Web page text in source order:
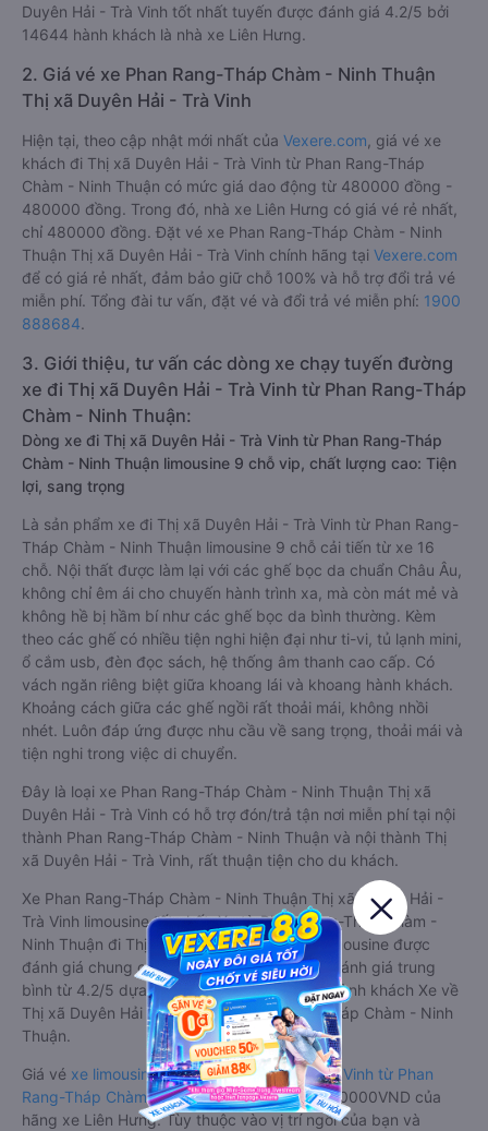
Duyên Hải - Trà Vinh tốt nhất tuyến được đánh giá 4.2/5 bởi
14644 hành khách là nhà xe Liên Hưng.
2. Giá vé xe Phan Rang-Tháp Chàm - Ninh Thuận
Thị xã Duyên Hải - Trà Vinh
Hiện tại, theo cập nhật mới nhất của Vexere.com , giá vé xe
khách đi Thị xã Duyên Hải - Trà Vinh từ Phan Rang-Tháp
Chàm - Ninh Thuận có mức giá dao động từ 480000 đồng -
480000 đồng. Trong đó, nhà xe Liên Hưng có giá vé rẻ nhất,
chỉ 480000 đồng. Đặt vé xe Phan Rang-Tháp Chàm - Ninh
Thuận Thị xã Duyên Hải - Trà Vinh chính hãng tại Vexere.com
để có giá rẻ nhất, đảm bảo giữ chỗ 100% và hỗ trợ đổi trả vé
miễn phí. Tổng đài tư vấn, đặt vé và đổi trả vé miễn phí: 1900
888684.
3. Giới thiệu, tư vấn các dòng xe chạy tuyến đường
xe đi Thị xã Duyên Hải - Trà Vinh từ Phan Rang-Tháp
Chàm - Ninh Thuận:
Dòng xe đi Thị xã Duyên Hải - Trà Vinh từ Phan Rang-Tháp
Chàm - Ninh Thuận limousine 9 chỗ vip, chất lượng cao: Tiện
lợi, sang trọng
Là sản phẩm xe đi Thị xã Duyên Hải - Trà Vinh từ Phan Rang-
Tháp Chàm - Ninh Thuận limousine 9 chỗ cải tiến từ xe 16
chỗ. Nội thất được làm lại với các ghế bọc da chuẩn Châu Âu,
không chỉ êm ái cho chuyến hành trình xa, mà còn mát mẻ và
không hề bị hầm bí như các ghế bọc da bình thường. Kèm
theo các ghế có nhiều tiện nghi hiện đại như ti-vi, tủ lạnh mini,
ổ cắm usb, đèn đọc sách, hệ thống âm thanh cao cấp. Có
vách ngăn riêng biệt giữa khoang lái và khoang hành khách.
Khoảng cách giữa các ghế ngồi rất thoải mái, không nhồi
nhét. Luôn đáp ứng được nhu cầu về sang trọng, thoải mái và
tiện nghi trong việc di chuyển.
Đây là loại xe Phan Rang-Tháp Chàm - Ninh Thuận Thị xã
Duyên Hải - Trà Vinh có hỗ trợ đón/trả tận nơi miễn phí tại nội
thành Phan Rang-Tháp Chàm - Ninh Thuận và nội thành Thị
xã Duyên Hải - Trà Vinh, rất thuận tiện cho du khách.
Xe Phan Rang-Tháp Chàm - Ninh Thuận Thị xã Duyên Hải -
Trà Vinh limousine tốt nhất: Xe từ Phan Rang-Tháp Chàm -
Ninh Thuận đi Thị xã Duyên Hải - Trà Vinh limousine được
đánh giá chung có chất lượng Tốt với điểm đánh giá trung
bình từ 4.2/5 dựa trên 14644 phản hồi của hành khách Xe về
Thị xã Duyên Hải - Trà Vinh từ Phan Rang-Tháp Chàm - Ninh
Thuận.
Giá vé xe limousine đi Thị xã Duyên Hải - Trà Vinh từ Phan
Rang-Tháp Chàm - Ninh Thuậnrẻ nhất là 480000VND của
hãng xe Liên Hưng. Tùy thuộc vào vị trí ngồi của bạn và